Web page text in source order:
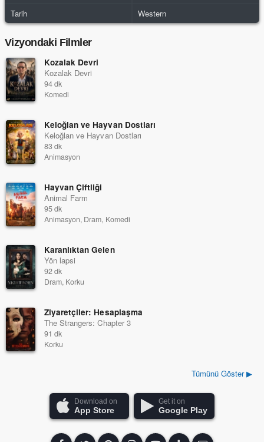
Tarih
Western
Vizyondaki Filmler
Kozalak Devri
Kozalak Devri
94 dk
Komedi
Keloğlan ve Hayvan Dostları
Keloğlan ve Hayvan Dostları
83 dk
Animasyon
Hayvan Çiftliği
Animal Farm
95 dk
Animasyon, Dram, Komedi
Karanlıktan Gelen
Yön lapsi
92 dk
Dram, Korku
Ziyaretçiler: Hesaplaşma
The Strangers: Chapter 3
91 dk
Korku
Tümünü Göster ▶
Download on
App Store
Get it on
Google Play